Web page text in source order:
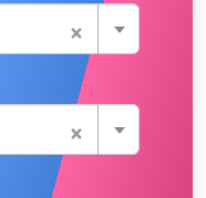
×
×